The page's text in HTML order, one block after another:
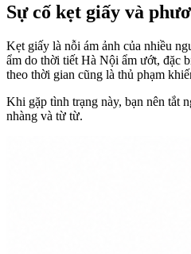
Sự cố kẹt giấy và
Kẹt giấy là nỗi ám ảnh của nhiều
ẩm do thời tiết Hà Nội ẩm ướt, đặc
theo thời gian cũng là thủ phạm
Khi gặp tình trạng này, bạn nên tắt
nhàng và từ từ.